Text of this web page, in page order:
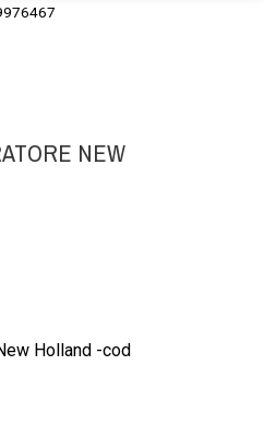
NEW
Holland -cod